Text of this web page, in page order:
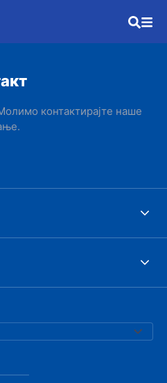
контактирајте наше